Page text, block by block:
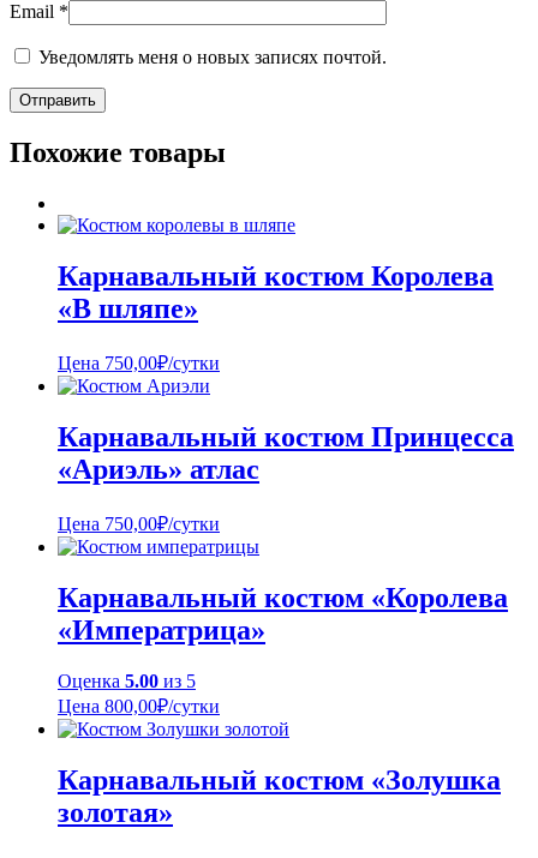
Email *
Уведомлять меня о новых записях почтой.
Похожие товары
Карнавальный костюм Королева
«В шляпе»
Цена 750,00₽/сутки
Карнавальный костюм Принцесса
«Ариэль» атлас
Цена 750,00₽/сутки
Карнавальный костюм «Королева
«Императрица»
Оценка 5.00 из 5
Цена 800,00₽/сутки
Карнавальный костюм «Золушка
золотая»